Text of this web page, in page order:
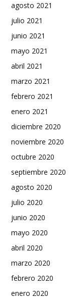
agosto 2021
julio 2021
junio 2021
mayo 2021
abril 2021
marzo 2021
febrero 2021
enero 2021
diciembre 2020
noviembre 2020
octubre 2020
septiembre 2020
agosto 2020
julio 2020
junio 2020
mayo 2020
abril 2020
marzo 2020
febrero 2020
enero 2020